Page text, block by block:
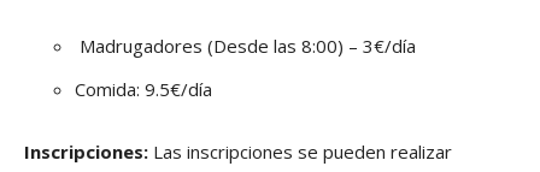
Madrugadores (Desde las 8:00) – 3€/día
Comida: 9.5€/día
Inscripciones: Las inscripciones se pueden realizar